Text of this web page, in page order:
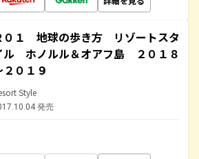
０１ 地球の歩き方 リゾートスタ
ル ホノルル＆オアフ島 ２０１８
２０１９
Style
発売